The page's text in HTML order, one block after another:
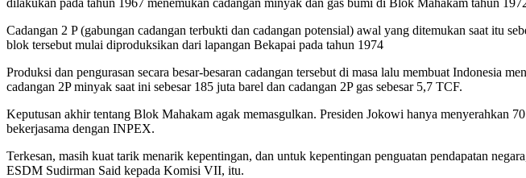
Cadangan 2 P (gabungan cadangan terbukti dan cadangan potensial) awal yang ditemukan saat itu
blok tersebut mulai diproduksikan dari lapangan Bekapai pada tahun 1974
Produksi dan pengurasan secara besar-besaran cadangan tersebut di masa lalu membuat Indonesia
cadangan 2P minyak saat ini sebesar 185 juta barel dan cadangan 2P gas sebesar 5,7 TCF.
Keputusan akhir tentang Blok Mahakam agak memasgulkan. Presiden Jokowi hanya menyerahkan
bekerjasama dengan INPEX.
Terkesan, masih kuat tarik menarik kepentingan, dan untuk kepentingan penguatan pendapatan
ESDM Sudirman Said kepada Komisi VII, itu.